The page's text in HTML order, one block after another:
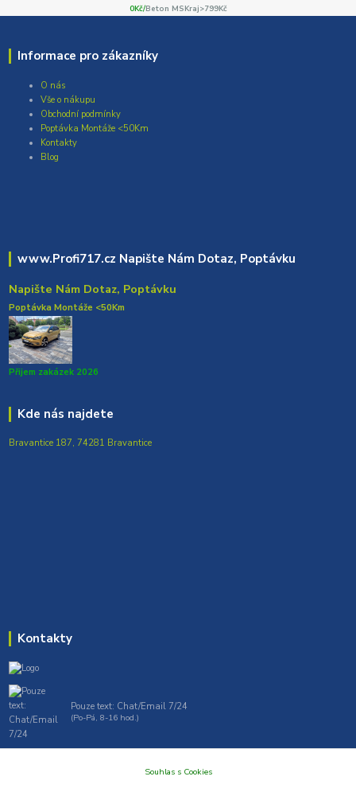
0Kč/Beton MSKraj>799Kč
Informace pro zákazníky
O nás
Vše o nákupu
Obchodní podmínky
Poptávka Montáže <50Km
Kontakty
Blog
www.Profi717.cz Napište Nám Dotaz, Poptávku
Napište Nám Dotaz, Poptávku
Poptávka Montáže <50Km
Přijem zakázek 2026
Kde nás najdete
Bravantice 187, 74281 Bravantice
Kontakty
Pouze text: Chat/Email 7/24
(Po-Pá, 8-16 hod.)
Souhlas s Cookies